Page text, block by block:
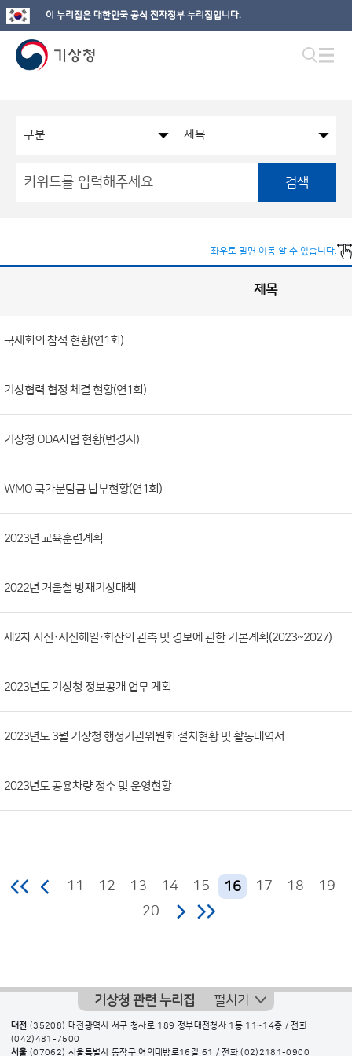
이 누리집은 대한민국 공식 전자정부 누리집입니다.
검색
좌우로 밀면 이동 할 수 있습니다.
공
개
정
보
목
록
류,
첨
부
일,
조
회
제목
국제회의 참석 현황(연1회)
기상협력 협정 체결 현황(연1회)
기상청 ODA사업 현황(변경시)
WMO 국가분담금 납부현황(연1회)
2023년 교육훈련계획
2022년 겨울철 방재기상대책
제2차 지진·지진해일·화산의 관측 및 경보에 관한 기본계획(2023~2027)
2023년도 기상청 정보공개 업무 계획
2023년도 3월 기상청 행정기관위원회 설치현황 및 활동내역서
2023년도 공용차량 정수 및 운영현황
11 12 13 14 15 16 17 18
19
20
기상청 관련 누리집 펼치기
대전 (35208) 대전광역시 서구 청사로 189 정부대전청사 1동 11~14층 / 전화
(042)481-7500
서울 (07062) 서울특별시 동작구 여의대방로16길 61 / 전화(02)2181-0900